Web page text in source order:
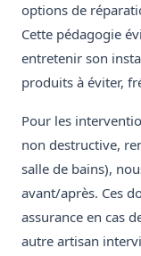
options de
Cette pédagogie
entretenir son
produits à éviter,
Pour les
non destructive,
salle de bains),
avant/après. Ces
assurance en cas
autre artisan